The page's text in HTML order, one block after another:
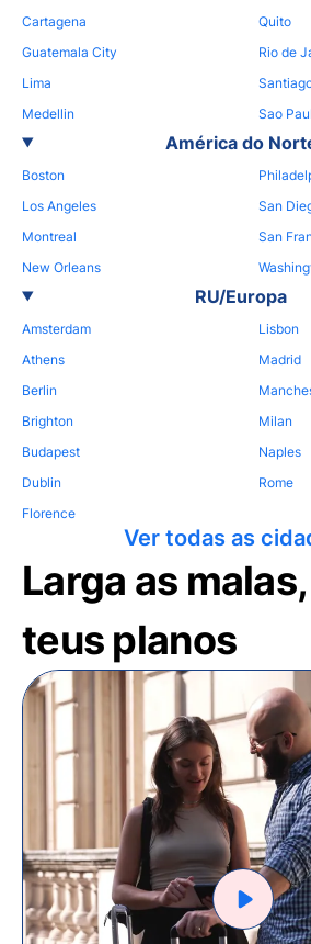
Cartagena
Guatemala City
Lima
Medellin
Quito
Rio de
Sao
América do
Boston
Los Angeles
Montreal
New Orleans
San
San
RU/Europa
Amsterdam
Athens
Berlin
Brighton
Budapest
Dublin
Florence
Lisbon
Madrid
Milan
Naples
Rome
Ver todas as
Larga as
teus planos